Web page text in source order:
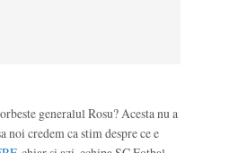
generalul Rosu? Acesta nu a
noi credem ca stim despre ce e